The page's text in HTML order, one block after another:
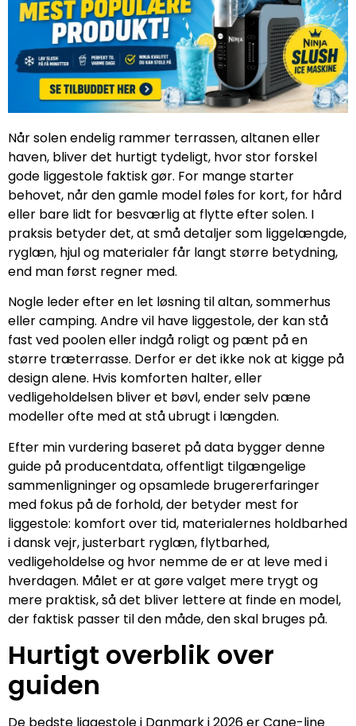
Når solen endelig rammer terrassen, altanen eller
haven, bliver det hurtigt tydeligt, hvor stor forskel
gode liggestole faktisk gør. For mange starter
behovet, når den gamle model føles for kort, for hård
eller bare lidt for besværlig at flytte efter solen. I
praksis betyder det, at små detaljer som liggelængde,
ryglæn, hjul og materialer får langt større betydning,
end man først regner med.
Nogle leder efter en let løsning til altan, sommerhus
eller camping. Andre vil have liggestole, der kan stå
fast ved poolen eller indgå roligt og pænt på en
større træterrasse. Derfor er det ikke nok at kigge på
design alene. Hvis komforten halter, eller
vedligeholdelsen bliver et bøvl, ender selv pæne
modeller ofte med at stå ubrugt i længden.
Efter min vurdering baseret på data bygger denne
guide på producentdata, offentligt tilgængelige
sammenligninger og opsamlede brugererfaringer
med fokus på de forhold, der betyder mest for
liggestole: komfort over tid, materialernes holdbarhed
i dansk vejr, justerbart ryglæn, flytbarhed,
vedligeholdelse og hvor nemme de er at leve med i
hverdagen. Målet er at gøre valget mere trygt og
mere praktisk, så det bliver lettere at finde en model,
der faktisk passer til den måde, den skal bruges på.
Hurtigt overblik over
guiden